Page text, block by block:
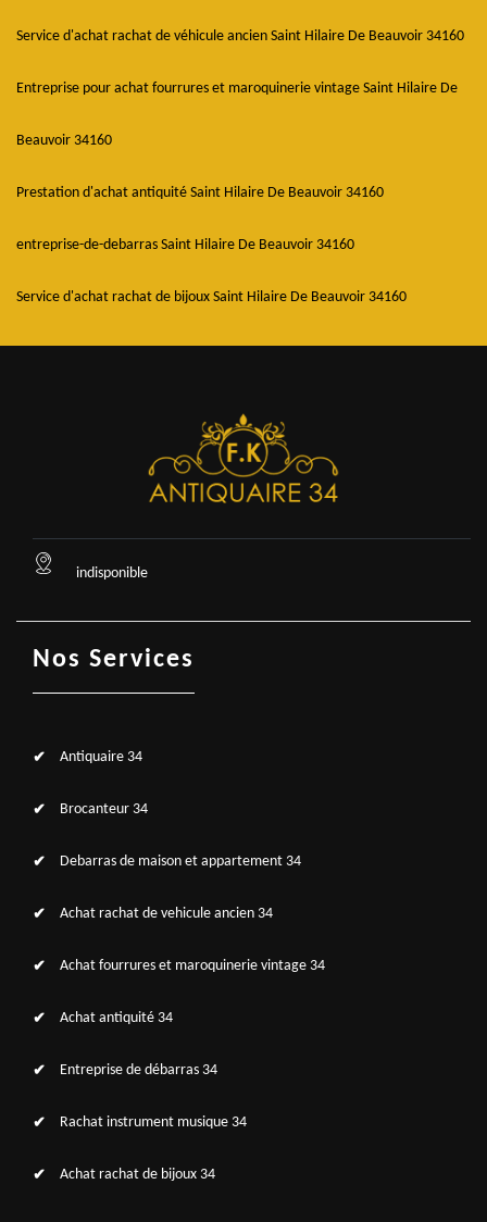
Service d'achat rachat de véhicule ancien Saint Hilaire De Beauvoir 34160
Entreprise pour achat fourrures et maroquinerie vintage Saint Hilaire De
Beauvoir 34160
Prestation d'achat antiquité Saint Hilaire De Beauvoir 34160
entreprise-de-debarras Saint Hilaire De Beauvoir 34160
Service d'achat rachat de bijoux Saint Hilaire De Beauvoir 34160
indisponible
Nos Services
Antiquaire 34
Brocanteur 34
Debarras de maison et appartement 34
Achat rachat de vehicule ancien 34
Achat fourrures et maroquinerie vintage 34
Achat antiquité 34
Entreprise de débarras 34
Rachat instrument musique 34
Achat rachat de bijoux 34